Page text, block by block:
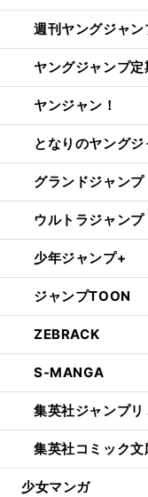
週刊ヤングジャン
ヤングジャンプ
ヤンジャン！
となりのヤング
グランドジャンプ
ウルトラジャンプ
少年ジャンプ+
ジャンプTOON
ZEBRACK
S-MANGA
集英社ジャンプリ
集英社コミック文
少女マンガ